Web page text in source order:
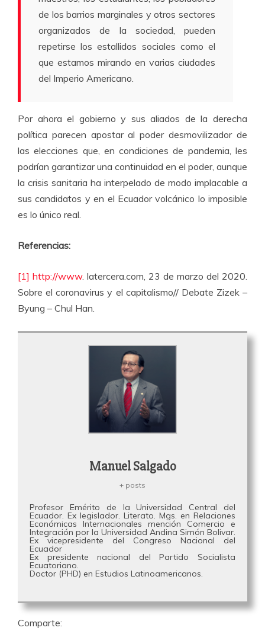
de los barrios marginales y otros sectores
organizados de la sociedad, pueden
repetirse los estallidos sociales como el
que estamos mirando en varias ciudades
del Imperio Americano.
Por ahora el gobierno y sus aliados de la derecha
política parecen apostar al poder desmovilizador de
las elecciones que, en condiciones de pandemia, les
podrían garantizar una continuidad en el poder, aunque
la crisis sanitaria ha interpelado de modo implacable a
sus candidatos y en el Ecuador volcánico lo imposible
es lo único real.
Referencias:
[1] http://www. latercera.com, 23 de marzo del 2020.
Sobre el coronavirus y el capitalismo// Debate Zizek –
Byung – Chul Han.
Manuel Salgado
+ posts
Profesor Emérito de la Universidad Central del
Ecuador. Ex legislador. Literato. Mgs. en Relaciones
Económicas Internacionales mención Comercio e
Integración por la Universidad Andina Simón Bolivar.
Ex vicepresidente del Congreso Nacional del
Ecuador
Ex presidente nacional del Partido Socialista
Ecuatoriano.
Doctor (PHD) en Estudios Latinoamericanos.
Comparte: